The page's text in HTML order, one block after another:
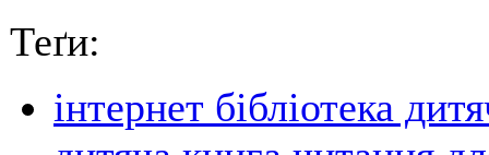
Теґи:
інтернет бібліотека